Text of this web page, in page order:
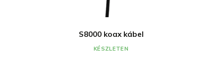
S8000 koax kábel
KÉSZLETEN